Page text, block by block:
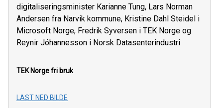
digitaliseringsminister Karianne Tung, Lars Norman
Andersen fra Narvik kommune, Kristine Dahl Steidel i
Microsoft Norge, Fredrik Syversen i TEK Norge og
Reynir Jóhannesson i Norsk Datasenterindustri
TEK Norgefri bruk
LAST NED BILDE